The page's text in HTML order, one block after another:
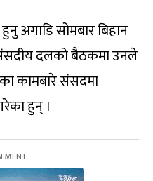
सोमबार बिहान
संसदीय दलको बैठकमा उनले
कामबारे संसदमा
हुन् ।